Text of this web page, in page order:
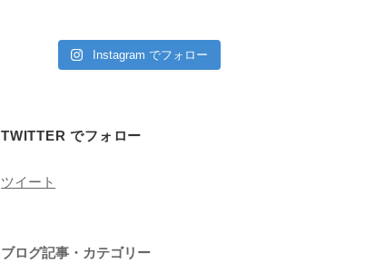
Instagram でフォロー
TWITTER でフォロー
ツイート
ブログ記事・カテゴリー